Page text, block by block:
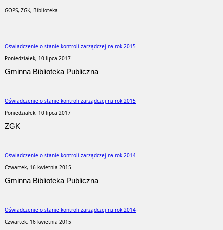
GOPS, ZGK, Biblioteka
Oświadczenie o stanie kontroli zarządczej na rok 2015
Poniedziałek, 10 lipca 2017
Gminna Biblioteka Publiczna
Oświadczenie o stanie kontroli zarządczej na rok 2015
Poniedziałek, 10 lipca 2017
ZGK
Oświadczenie o stanie kontroli zarządczej na rok 2014
Czwartek, 16 kwietnia 2015
Gminna Biblioteka Publiczna
Oświadczenie o stanie kontroli zarządczej na rok 2014
Czwartek, 16 kwietnia 2015